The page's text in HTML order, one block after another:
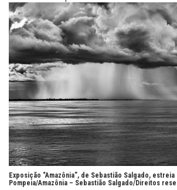
Exposição “Amazônia”, de Sebastião Salgado,
Pompeia/Amazônia – Sebastião Salgado/Direitos